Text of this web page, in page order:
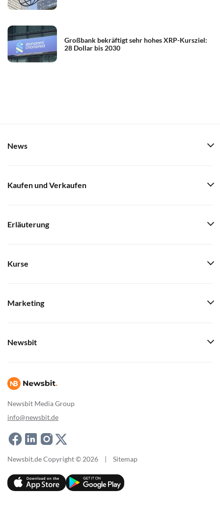
Großbank bekräftigt sehr hohes XRP-Kursziel:
28 Dollar bis 2030
Newsbit Media Group
info@newsbit.de
News
Kaufen und Verkaufen
Erläuterung
Kurse
Marketing
Newsbit
Newsbit.de Copyright © 2026 | Sitemap